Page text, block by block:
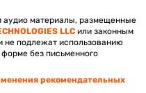
аудио материалы, размещенные
LLC или законным
не подлежат использованию
без письменного
рекомендательных